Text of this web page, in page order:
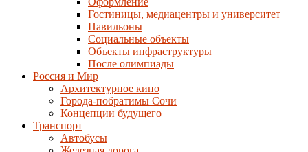
Гостиницы, медиацентры и университет
Павильоны
Социальные объекты
Объекты инфраструктуры
После олимпиады
Россия и Мир
Архитектурное кино
Города-побратимы Сочи
Концепции будущего
Транспорт
Автобусы